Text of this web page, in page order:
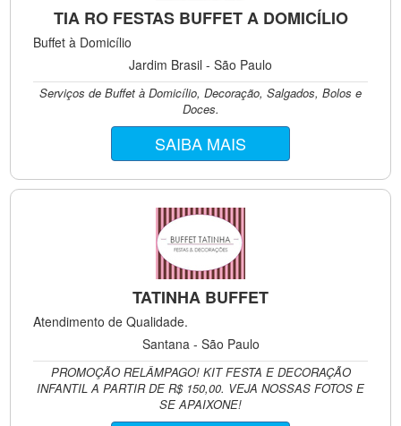
TIA RO FESTAS BUFFET A DOMICÍLIO
Buffet à Domicílio
Jardim Brasil - São Paulo
Serviços de Buffet à Domicílio, Decoração, Salgados, Bolos e
Doces.
SAIBA MAIS
TATINHA BUFFET
Atendimento de Qualidade.
Santana - São Paulo
PROMOÇÃO RELÂMPAGO! KIT FESTA E DECORAÇÃO
INFANTIL A PARTIR DE R$ 150,00. VEJA NOSSAS FOTOS E
SE APAIXONE!